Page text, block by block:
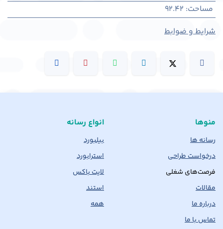
مساحت:
92.42
شرایط و ضوابط
منوها
رسانه ها
درخواست طراحی
فرصت‌های شغلی
مقالات
درباره ما
تماس با ما
انواع رسانه
بیلبورد
استرابورد
لایت باکس
استند
همه